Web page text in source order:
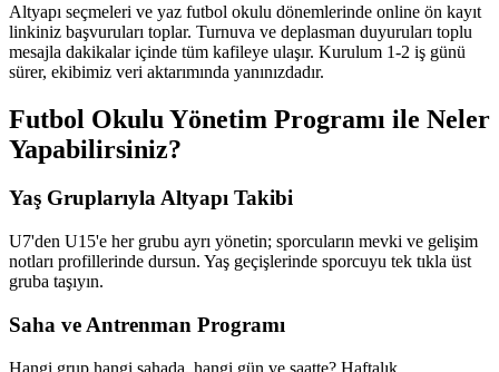
Altyapı seçmeleri ve yaz futbol okulu dönemlerinde online ön kayıt
linkiniz başvuruları toplar. Turnuva ve deplasman duyuruları toplu
mesajla dakikalar içinde tüm kafileye ulaşır. Kurulum 1-2 iş günü
sürer, ekibimiz veri aktarımında yanınızdadır.
Futbol Okulu Yönetim Programı ile Neler
Yapabilirsiniz?
Yaş Gruplarıyla Altyapı Takibi
U7'den U15'e her grubu ayrı yönetin; sporcuların mevki ve gelişim
notları profillerinde dursun. Yaş geçişlerinde sporcuyu tek tıkla üst
gruba taşıyın.
Saha ve Antrenman Programı
Hangi grup hangi sahada, hangi gün ve saatte? Haftalık